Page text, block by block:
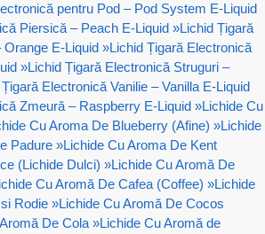
pentru Pod – Pod System E-Liquid
Piersică – Peach E-Liquid »Lichid Țigară
E-Liquid »Lichid Țigară Electronică
»Lichid Țigară Electronică Struguri –
Electronică Vanilie – Vanilla E-Liquid
Zmeură – Raspberry E-Liquid »Lichide Cu
Cu Aroma De Blueberry (Afine) »Lichide
Padure »Lichide Cu Aroma De Kent
(Lichide Dulci) »Lichide Cu Aromă De
Cu Aromă De Cafea (Coffee) »Lichide
Rodie »Lichide Cu Aromă De Cocos
De Cola »Lichide Cu Aromă de